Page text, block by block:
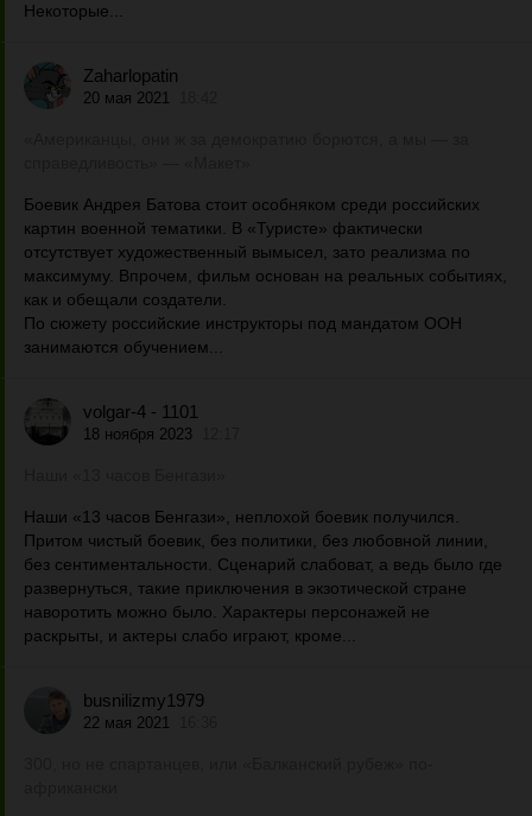
Некоторые...
Zaharlopatin
20 мая 2021
Боевик Андрея Батова стоит особняком среди российских
картин военной тематики. В «Туристе» фактически
отсутствует художественный вымысел, зато реализма по
максимуму. Впрочем, фильм основан на реальных событиях,
как и обещали создатели.
По сюжету российские инструкторы под мандатом ООН
занимаются обучением...
volgar-4 - 1101
18 ноября 2023
Наши «13 часов Бенгази», неплохой боевик получился.
Притом чистый боевик, без политики, без любовной линии,
без сентиментальности. Сценарий слабоват, а ведь было где
развернуться, такие приключения в экзотической стране
наворотить можно было. Характеры персонажей не
раскрыты, и актеры слабо играют, кроме...
busnilizmy1979
22 мая 2021